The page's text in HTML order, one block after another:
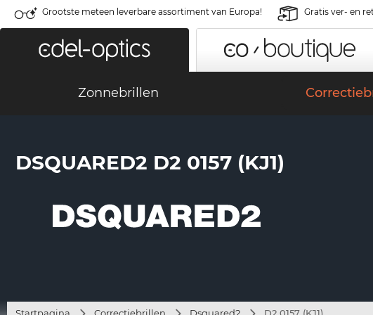
Grootste meteen leverbare assortiment van Europa! Gratis ver- en
Zonnebrillen
DSQUARED2 D2 0157 (KJ1)